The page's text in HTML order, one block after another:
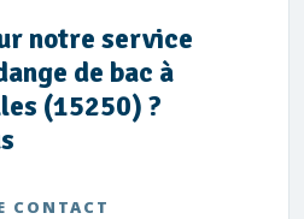
notre service
de bac à
(15250) ?
CONTACT